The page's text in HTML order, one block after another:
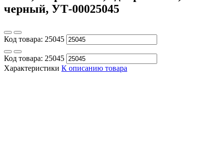
черный, УТ-00025045
Код товара: 25045
Код товара: 25045
Характеристики К описанию товара